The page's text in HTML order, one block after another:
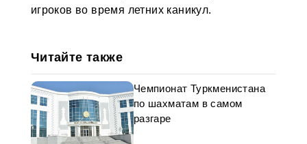
игроков во время летних каникул.
Читайте также
Чемпионат Туркменистана
по шахматам в самом
разгаре